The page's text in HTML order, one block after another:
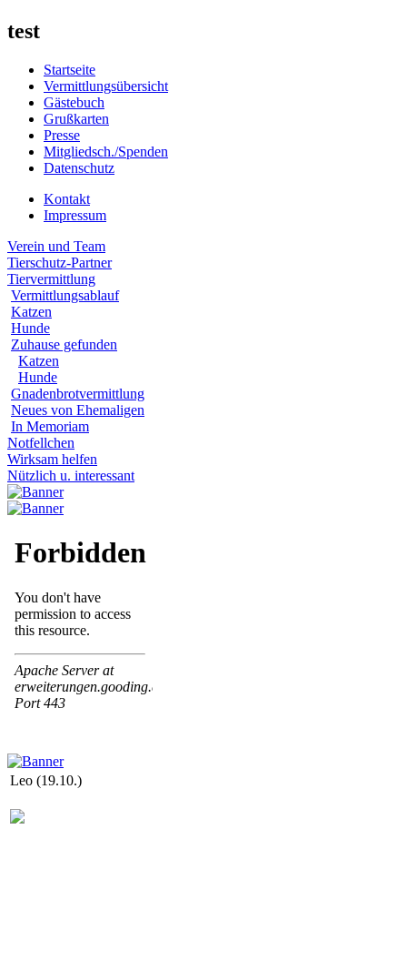
test
Startseite
Vermittlungsübersicht
Gästebuch
Grußkarten
Presse
Mitgliedsch./Spenden
Datenschutz
Kontakt
Impressum
Verein und Team
Tierschutz-Partner
Tiervermittlung
Vermittlungsablauf
Katzen
Hunde
Zuhause gefunden
Katzen
Hunde
Gnadenbrotvermittlung
Neues von Ehemaligen
In Memoriam
Notfellchen
Wirksam helfen
Nützlich u. interessant
Leo (19.10.)